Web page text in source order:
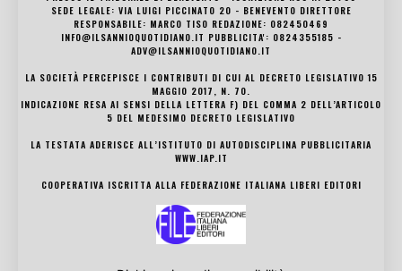
SEDE LEGALE: VIA LUIGI PICCINATO 20 - BENEVENTO DIRETTORE
RESPONSABILE: MARCO TISO REDAZIONE: 082450469
INFO@ILSANNIOQUOTIDIANO.IT PUBBLICITA': 0824355185 -
ADV@ILSANNIOQUOTIDIANO.IT
LA SOCIETÀ PERCEPISCE I CONTRIBUTI DI CUI AL DECRETO LEGISLATIVO 15
MAGGIO 2017, N. 70.
INDICAZIONE RESA AI SENSI DELLA LETTERA F) DEL COMMA 2 DELL’ARTICOLO
5 DEL MEDESIMO DECRETO LEGISLATIVO
LA TESTATA ADERISCE ALL’ISTITUTO DI AUTODISCIPLINA PUBBLICITARIA
WWW.IAP.IT
COOPERATIVA ISCRITTA ALLA FEDERAZIONE ITALIANA LIBERI EDITORI